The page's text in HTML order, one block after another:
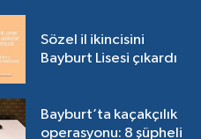
Sözel il ikincisini
Bayburt Lisesi çıkardı
Bayburt’ta kaçakçılık
operasyonu: 8 şüpheli